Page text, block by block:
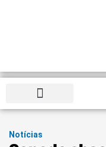
Notícias